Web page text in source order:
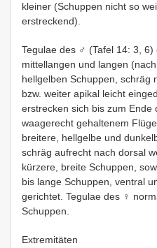
kleiner (Schuppen nicht so
erstreckend).
Tegulae des ♂ (Tafel 14: 3, 6)
mittellangen und langen
hellgelben Schuppen, schräg
bzw. weiter apikal leicht
erstrecken sich bis zum Ende
waagerecht gehaltenem
breitere, hellgelbe und
schräg aufrecht nach dorsal
kürzere, breite Schuppen,
bis lange Schuppen, ventral
gerichtet. Tegulae des ♀
Schuppen.
Extremitäten